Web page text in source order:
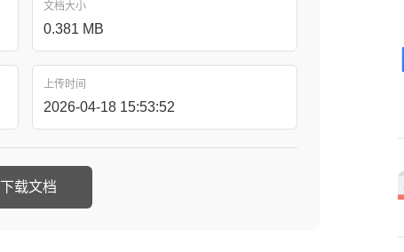
文档大小
0.381 MB
上传时间
2026-04-18 15:53:52
下载文档